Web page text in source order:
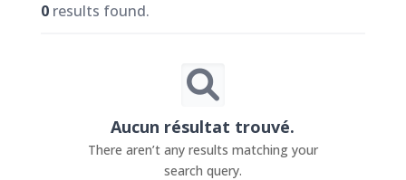
0 results found.
Aucun résultat trouvé.
There aren’t any results matching your
search query.